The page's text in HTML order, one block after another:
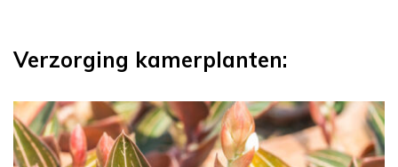
Verzorging kamerplanten: